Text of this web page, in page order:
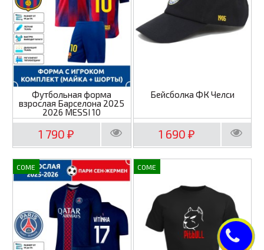
Футбольная форма
взрослая Барселона 2025
2026 MESSI 10
1 790₽
Бейсболка ФК Челси
1 690₽
COME COME